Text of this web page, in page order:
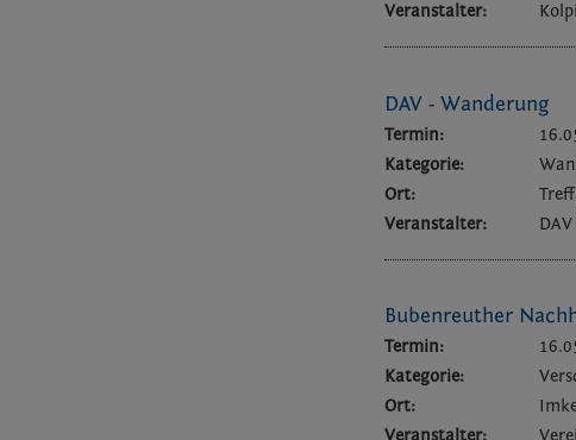
Veranstalter:
DAV - Wanderung
Termin:
Kategorie:
Ort:
Veranstalter:
Bubenreuther
Termin:
Kategorie:
Ort:
Veranstalter: